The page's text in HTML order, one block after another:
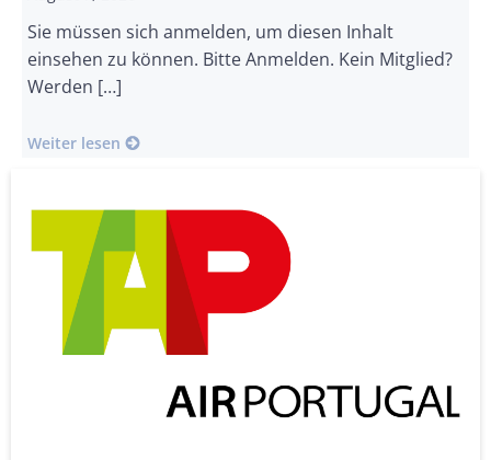
Sie müssen sich anmelden, um diesen Inhalt
einsehen zu können. Bitte Anmelden. Kein Mitglied?
Werden […]
Weiter lesen